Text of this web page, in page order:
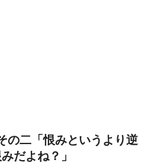
の二「恨みというより逆
だよね？」